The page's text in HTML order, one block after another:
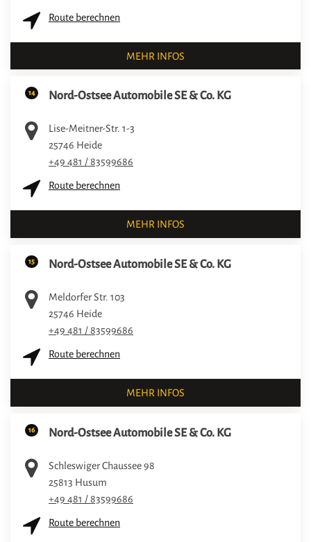
Route berechnen
MEHR INFOS
14 Nord-Ostsee Automobile SE & Co. KG
Lise-Meitner-Str. 1-3
25746 Heide
+49 481 / 83599686
Route berechnen
MEHR INFOS
15 Nord-Ostsee Automobile SE & Co. KG
Meldorfer Str. 103
25746 Heide
+49 481 / 83599686
Route berechnen
MEHR INFOS
16 Nord-Ostsee Automobile SE & Co. KG
Schleswiger Chaussee 98
25813 Husum
+49 481 / 83599686
Route berechnen